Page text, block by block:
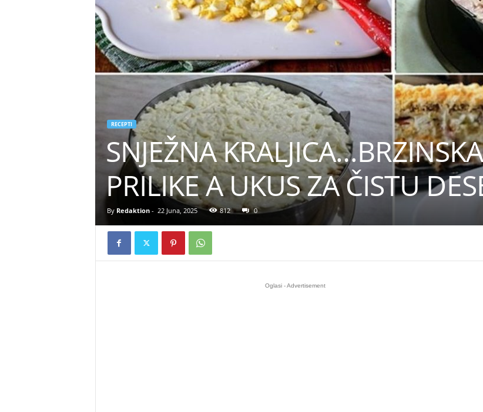
RECEPTI
SNJEŽNA
PRILIKE A UKUS ZA ČISTU
By Redaktion- 22 Juna, 2025 812 0
Oglasi - Advertisement